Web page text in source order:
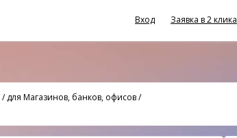
Вход Заявка в 2 клика
/для Магазинов, банков, офисов/